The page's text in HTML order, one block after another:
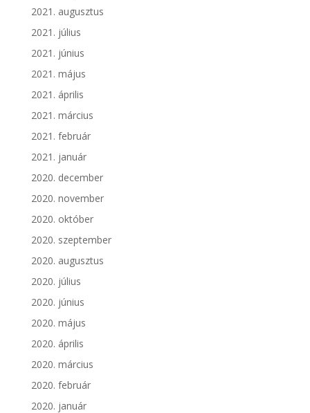
2021. augusztus
2021. július
2021. június
2021. május
2021. április
2021. március
2021. február
2021. január
2020. december
2020. november
2020. október
2020. szeptember
2020. augusztus
2020. július
2020. június
2020. május
2020. április
2020. március
2020. február
2020. január